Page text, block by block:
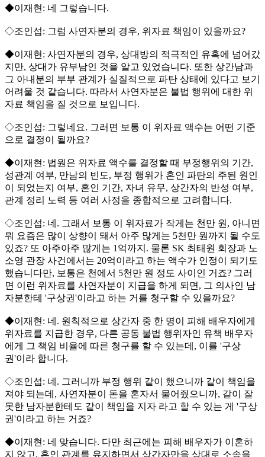
◆이재현: 네 그렇습니다.
◇조인섭: 그럼 사연자분의 경우, 위자료 책임이 있을까요?
◆이재현: 사연자분의 경우, 상대방의 적극적인 유혹에 넘어갔
지만, 상대가 유부남인 것을 알고 있었습니다. 또한 상간남과
그 아내분의 부부 관계가 실질적으로 파탄 상태에 있다고 보기
어려울 것 같습니다. 따라서 사연자분은 불법 행위에 대한 위
자료 책임을 질 것으로 보입니다.
◇조인섭: 그렇네요. 그러면 보통 이 위자료 액수는 어떤 기준
으로 결정이 될까요?
◆이재현: 법원은 위자료 액수를 결정할 때 부정행위의 기간,
성관계 여부, 만남의 빈도, 부정 행위가 혼인 파탄의 주된 원인
이 되었는지 여부, 혼인 기간, 자녀 유무, 상간자의 반성 여부,
관계 정리 노력 등 여러 사정을 종합적으로 고려합니다.
◇조인섭: 네. 그래서 보통 이 위자료가 작게는 천만 원, 아니면
뭐 요즘은 많이 상향이 돼서 아주 많게는 5천만 원까지 될 수도
있죠? 또 아주아주 많게는 1억까지. 물론 SK 최태원 회장과 노
소영 관장 사건에서는 20억이라고 하는 액수가 인정이 되기도
했습니다만, 보통은 천에서 5천만 원 정도 사이인 거죠? 그러
면 이런 위자료를 사연자분이 지급을 하게 되면, 그 의사인 남
자분한테 '구상권'이라고 하는 거를 청구할 수 있을까요?
◆이재현: 네. 원칙적으로 상간자 중 한 명이 피해 배우자에게
위자료를 지급한 경우, 다른 공동 불법 행위자인 유책 배우자
에게 그 책임 비율에 따른 청구를 할 수 있는데, 이를 '구상
권'이라 합니다.
◇조인섭: 네. 그러니까 부정 행위 같이 했으니까 같이 책임을
져야 되는데, 사연자분이 돈을 혼자서 물어줬으니까, 같이 잘
못한 남자분한테도 같이 책임을 지자 라고 할 수 있는 게 '구상
권'이라고 하는 거죠?
◆이재현: 네 맞습니다. 다만 최근에는 피해 배우자가 이혼하
지 않고, 혼인 관계를 유지하면서 상간자만을 상대로 소송을